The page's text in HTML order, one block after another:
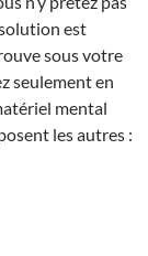
est
sous votre
seulement en
mental
les autres :